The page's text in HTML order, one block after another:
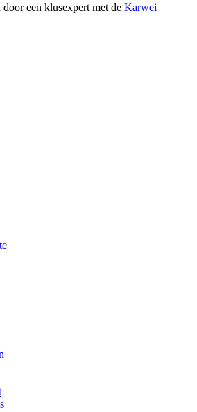
een klusexpert met de Karwei